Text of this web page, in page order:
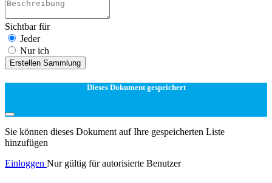
Sichtbar für
Jeder
Nur ich
Erstellen Sammlung
Dieses Dokument gespeichert
Sie können dieses Dokument auf Ihre gespeicherten Liste
hinzufügen
Einloggen Nur gültig für autorisierte Benutzer